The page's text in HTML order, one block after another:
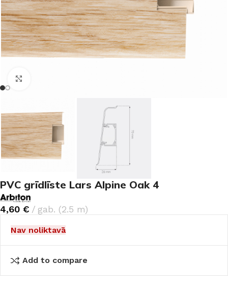
PVC grīdlīste Lars Alpine Oak 4
4,60 € gab. (2.5 m)
Nav noliktavā
Add to compare